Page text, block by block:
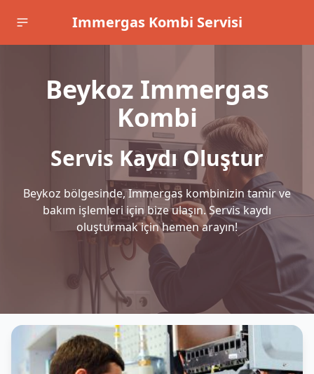
Immergas Kombi Servisi
Beykoz Immergas
Kombi
Servis Kaydı Oluştur
Beykoz bölgesinde, Immergas kombinizin tamir ve
bakım işlemleri için bize ulaşın. Servis kaydı
oluşturmak için hemen arayın!